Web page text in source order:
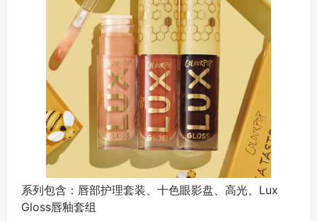
系列包含：唇部护理套装、十色眼影盘、高光、Lux
Gloss唇釉套组